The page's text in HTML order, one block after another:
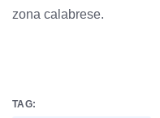
zona calabrese.
TAG: